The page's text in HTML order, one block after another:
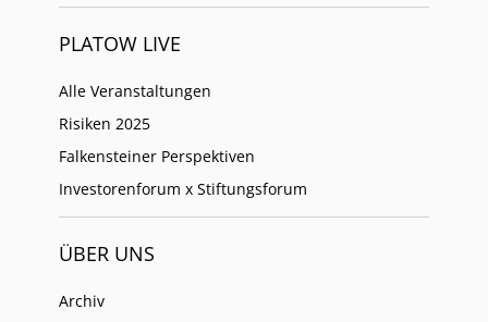
PLATOW LIVE
Alle Veranstaltungen
Risiken 2025
Falkensteiner Perspektiven
Investorenforum x Stiftungsforum
ÜBER UNS
Archiv